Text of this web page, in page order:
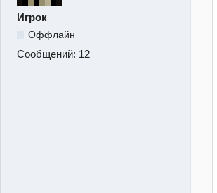
Игрок
Оффлайн
Сообщений: 12